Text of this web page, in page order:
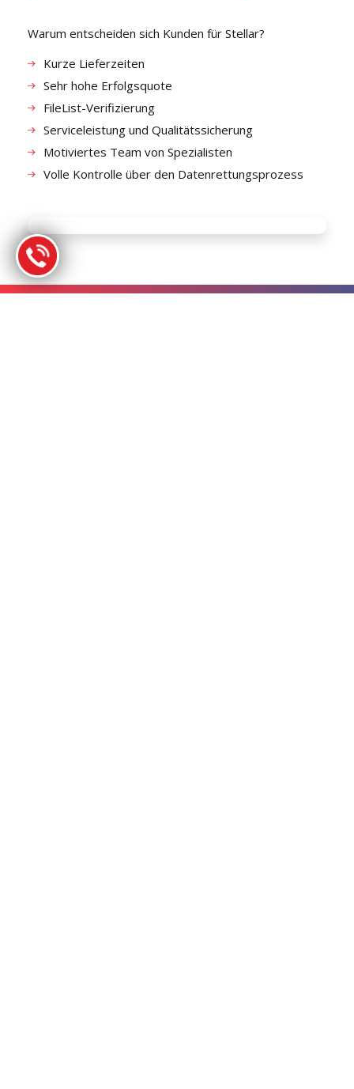
Warum entscheiden sich Kunden für Stellar?
Kurze Lieferzeiten
Sehr hohe Erfolgsquote
FileList-Verifizierung
Serviceleistung und Qualitätssicherung
Motiviertes Team von Spezialisten
Volle Kontrolle über den Datenrettungsprozess